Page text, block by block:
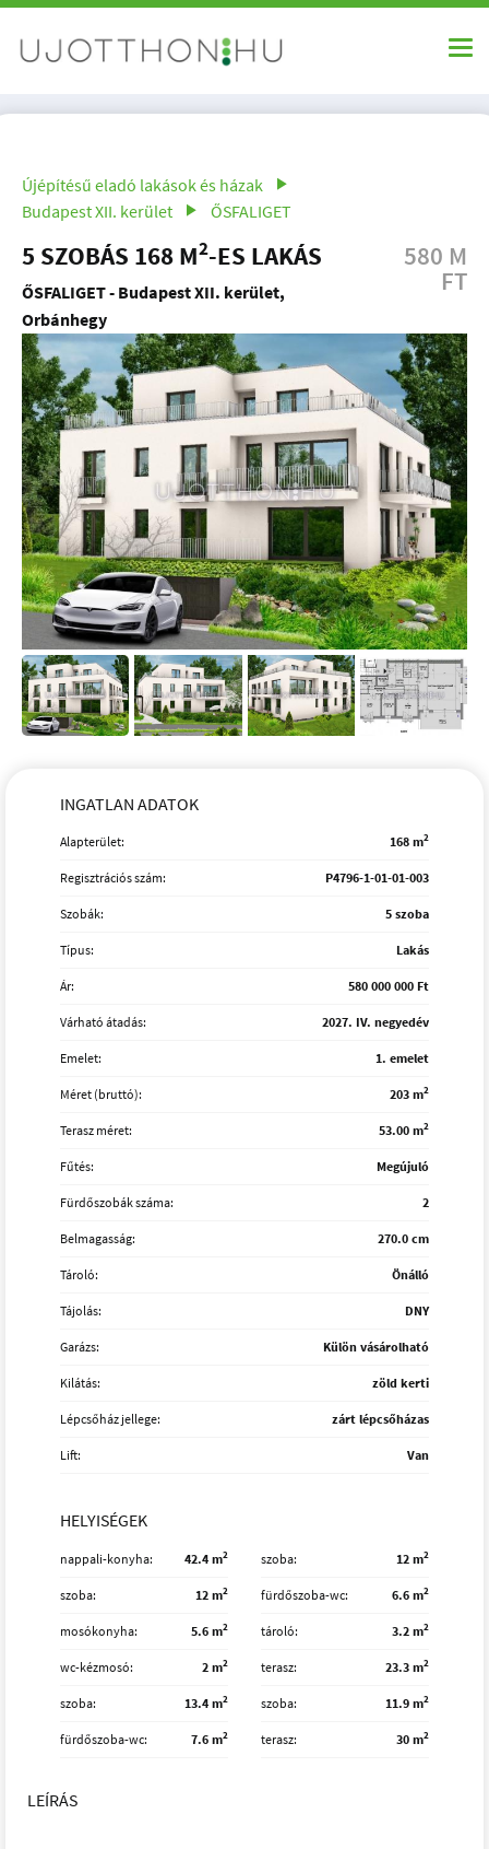
Újépítésű eladó lakások és házak
Budapest XII. kerület
ŐSFALIGET
5 SZOBÁS 168 M2-ES LAKÁS
ŐSFALIGET - Budapest XII. kerület,
Orbánhegy
580 M
FT
INGATLAN ADATOK
Alapterület: 168 m2
Regisztrációs szám: P4796-1-01-01-003
Szobák: 5 szoba
Típus: Lakás
Ár: 580 000 000 Ft
Várható átadás: 2027. IV. negyedév
Emelet: 1. emelet
Méret (bruttó): 203 m2
Terasz méret: 53.00 m2
Fűtés: Megújuló
Fürdőszobák száma: 2
Belmagasság: 270.0 cm
Tároló: Önálló
Tájolás: DNY
Garázs: Külön vásárolható
Kilátás: zöld kerti
Lépcsőház jellege: zárt lépcsőházas
Lift: Van
HELYISÉGEK
nappali-konyha 42.4 m2 szoba 12 m2
szoba 12 m2 fürdőszoba-wc 6.6 m2
mosókonyha 5.6 m2 tároló 3.2 m2
wc-kézmosó 2 m2 terasz 23.3 m2
szoba 13.4 m2 szoba 11.9 m2
fürdőszoba-wc 7.6 m2 terasz 30 m2
LEÍRÁS